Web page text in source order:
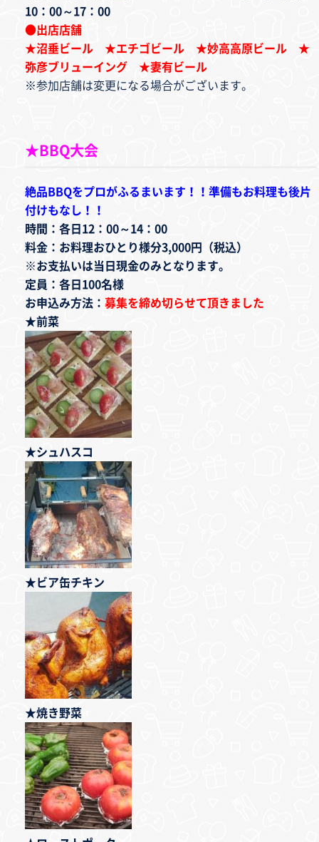
10：00～17：00
●出店店舗
★沼垂ビール ★エチゴビール ★妙高高原ビール ★
弥彦ブリューイング ★妻有ビール
※参加店舗は変更になる場合がございます。
★BBQ大会
絶品BBQをプロがふるまいます！！準備もお料理も後片
付けもなし！！
時間：各日12：00～14：00
料金：お料理おひとり様分3,000円（税込）
※お支払いは当日現金のみとなります。
定員：各日100名様
お申込み方法： 募集を締め切らせて頂きました
★前菜
★シュハスコ
★ビア缶チキン
★焼き野菜